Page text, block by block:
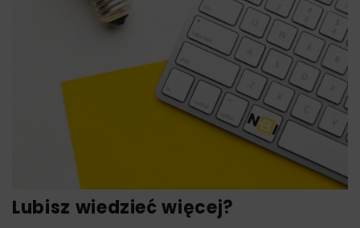
Lubisz wiedzieć więcej?